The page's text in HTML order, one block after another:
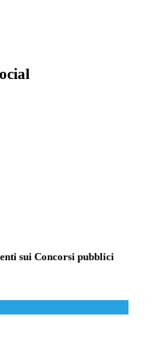
sui Concorsi pubblici